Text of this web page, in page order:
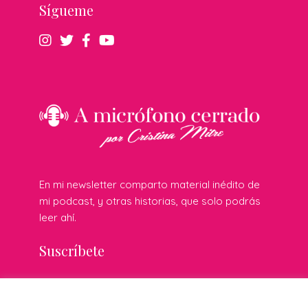
Sígueme
En mi newsletter comparto material inédito de
mi podcast, y otras historias, que solo podrás
leer ahí.
Suscríbete